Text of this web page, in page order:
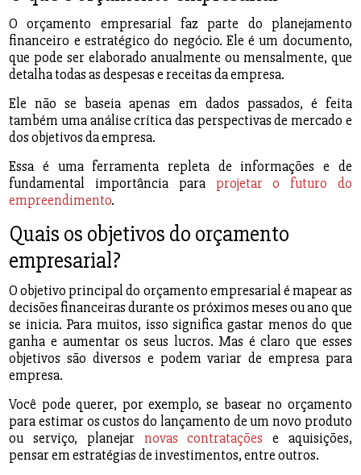
O orçamento empresarial faz parte do planejamento
financeiro e estratégico do negócio. Ele é um documento,
que pode ser elaborado anualmente ou mensalmente, que
detalha todas as despesas e receitas da empresa.
Ele não se baseia apenas em dados passados, é feita
também uma análise crítica das perspectivas de mercado e
dos objetivos da empresa.
Essa é uma ferramenta repleta de informações e de
fundamental importância para projetar o futuro do
empreendimento.
Quais os objetivos do orçamento
empresarial?
O objetivo principal do orçamento empresarial é mapear as
decisões financeiras durante os próximos meses ou ano que
se inicia. Para muitos, isso significa gastar menos do que
ganha e aumentar os seus lucros. Mas é claro que esses
objetivos são diversos e podem variar de empresa para
empresa.
Você pode querer, por exemplo, se basear no orçamento
para estimar os custos do lançamento de um novo produto
ou serviço, planejar novas contratações e aquisições,
pensar em estratégias de investimentos, entre outros.